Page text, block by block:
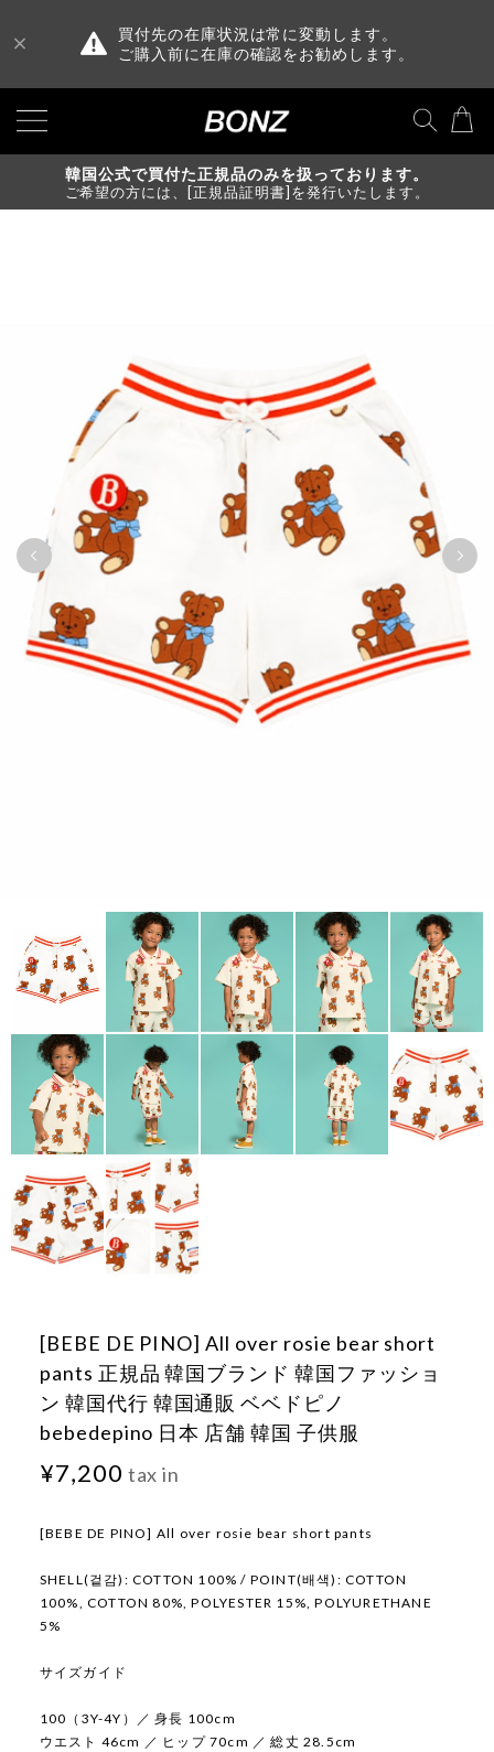
買付先の在庫状況は常に変動します。
ご購入前に在庫の確認をお勧めします。
韓国公式で買付た正規品のみを扱っております。
ご希望の方には、[正規品証明書]を発行いたします。
[BEBE DE PINO] All over rosie bear short
pants 正規品 韓国ブランド 韓国ファッショ
ン 韓国代行 韓国通販 ベベドピノ
bebedepino 日本 店舗 韓国 子供服
¥7,200 tax in
[BEBE DE PINO] All over rosie bear short pants
SHELL(겉감): COTTON 100% / POINT(배색): COTTON
100%, COTTON 80%, POLYESTER 15%, POLYURETHANE
5%
サイズガイド
100（3Y-4Y）／ 身長 100cm
ウエスト 46cm ／ ヒップ 70cm ／ 総丈 28.5cm